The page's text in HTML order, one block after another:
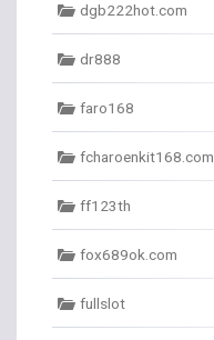
dgb222hot.com
dr888
faro168
fcharoenkit168.com
ff123th
fox689ok.com
fullslot